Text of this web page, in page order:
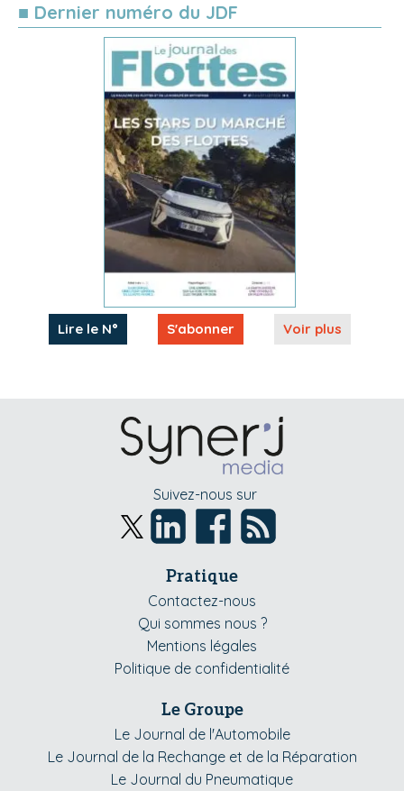
■ Dernier numéro du JDF
Lire le N° S'abonner Voir plus
Suivez-nous sur
Pratique
Contactez-nous
Qui sommes nous ?
Mentions légales
Politique de confidentialité
Le Groupe
Le Journal de l'Automobile
Le Journal de la Rechange et de la Réparation
Le Journal du Pneumatique